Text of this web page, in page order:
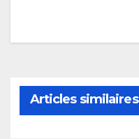
l’article
Articles similaires